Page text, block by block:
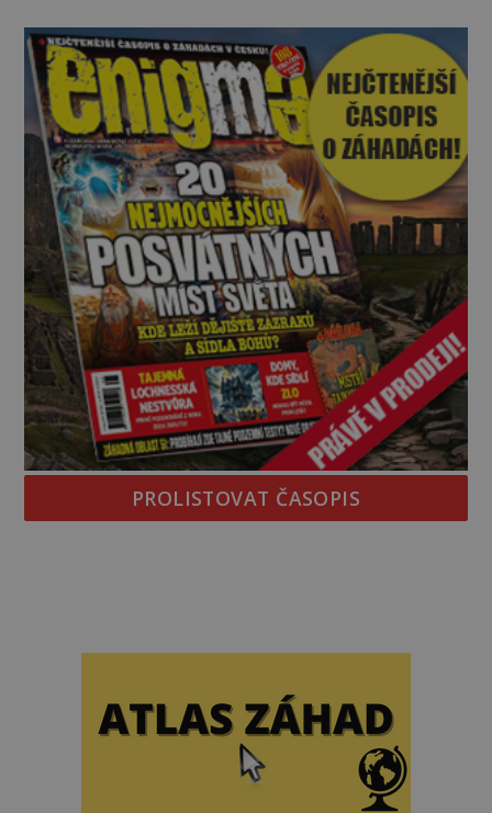
temná minulost mohla zanechat něco, co se
dodnes nepodařilo vysvětlit. Kamenný hrad stojí v
horách Salcburska u
PROLISTOVAT ČASOPIS